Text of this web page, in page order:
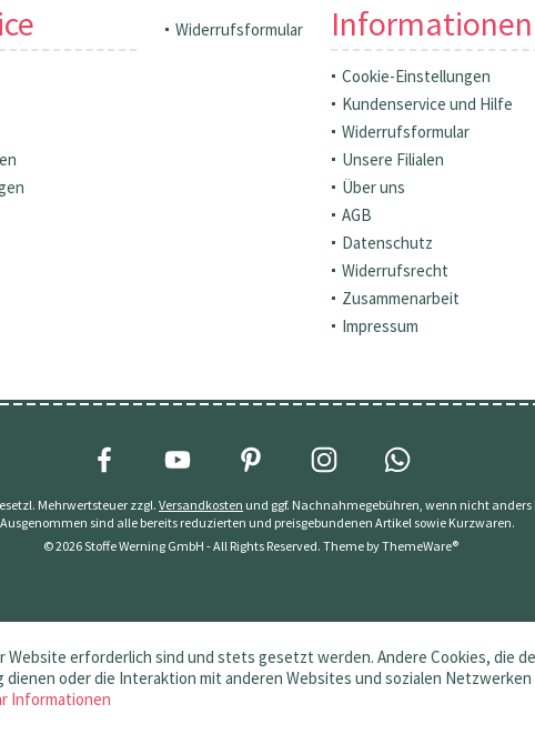
Widerrufsformular Informationen
Cookie-Einstellungen
Kundenservice und Hilfe
Widerrufsformular
Unsere Filialen
Über uns
AGB
Datenschutz
Widerrufsrecht
Zusammenarbeit
Impressum
Mehrwertsteuer zzgl. Versandkosten und ggf. Nachnahmegebühren, wenn nicht anders
sind alle bereits reduzierten und preisgebundenen Artikel sowie Kurzwaren.
© 2026 Stoffe Werning GmbH - All Rights Reserved. Theme byThemeWare®
erforderlich sind und stets gesetzt werden. Andere Cookies, die
oder die Interaktion mit anderen Websites und sozialen Netzwerken
Informationen